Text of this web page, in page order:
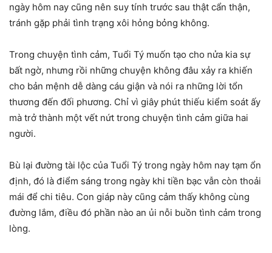
ngày hôm nay cũng nên suy tính trước sau thật cẩn thận,
tránh gặp phải tình trạng xôi hỏng bỏng không.
Trong chuyện tình cảm, Tuổi Tý muốn tạo cho nửa kia sự
bất ngờ, nhưng rồi những chuyện không đâu xảy ra khiến
cho bản mệnh dễ dàng cáu giận và nói ra những lời tổn
thương đến đối phương. Chỉ vì giây phút thiếu kiểm soát ấy
mà trở thành một vết nứt trong chuyện tình cảm giữa hai
người.
Bù lại đường tài lộc của Tuổi Tý trong ngày hôm nay tạm ổn
định, đó là điểm sáng trong ngày khi tiền bạc vẫn còn thoải
mái để chi tiêu. Con giáp này cũng cảm thấy không cùng
đường lắm, điều đó phần nào an ủi nỗi buồn tình cảm trong
lòng.